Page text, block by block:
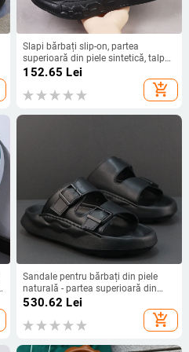
Slapi bărbați slip-on, partea
superioară din piele sintetică, talpă
EVA, talpă groasă, design simplu
152.65 Lei
add_shopping_cart
Sandale pentru bărbați din piele
naturală - partea superioară din
piele de vită, talpă EVA, închidere
slip-on, model Nappa, stil casual
530.62 Lei
add_shopping_cart